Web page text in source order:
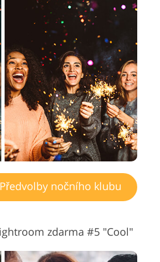
Předvolby nočního klubu
zdarma #5 "Cool"